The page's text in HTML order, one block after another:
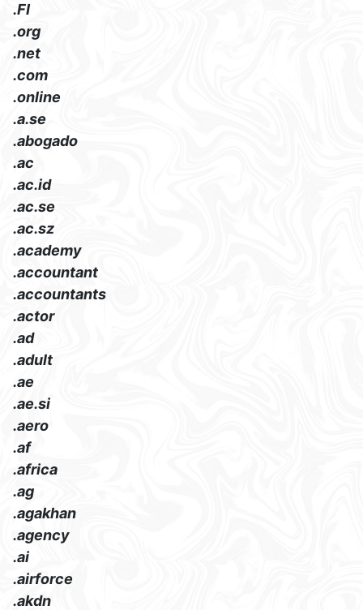
.FI
.org
.net
.com
.online
.a.se
.abogado
.ac
.ac.id
.ac.se
.ac.sz
.academy
.accountant
.accountants
.actor
.ad
.adult
.ae
.ae.si
.aero
.af
.africa
.ag
.agakhan
.agency
.ai
.airforce
.akdn